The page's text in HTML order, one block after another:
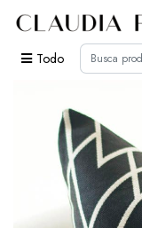
Todo